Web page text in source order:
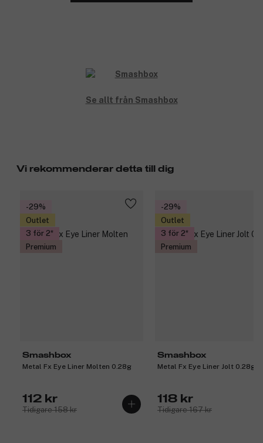
Se allt från Smashbox
Vi rekommenderar detta till dig
-29%
Outlet
3 för 2
Premium
Smashbox
Metal Fx Eye Liner Molten 0.28g
112 kr
Tidigare 158 kr
-29%
Outlet
3 för 2
Premium
Smashbox
Metal Fx Eye Liner Jolt 0.28g
118 kr
Tidigare 167 kr